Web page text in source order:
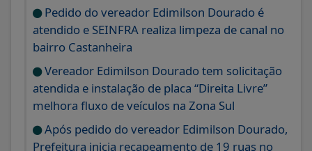
Pedido do vereador Edimilson Dourado é
atendido e SEINFRA realiza limpeza de canal no
bairro Castanheira
Vereador Edimilson Dourado tem solicitação
atendida e instalação de placa “Direita Livre”
melhora fluxo de veículos na Zona Sul
Após pedido do vereador Edimilson Dourado,
Prefeitura inicia recapeamento de 19 ruas no